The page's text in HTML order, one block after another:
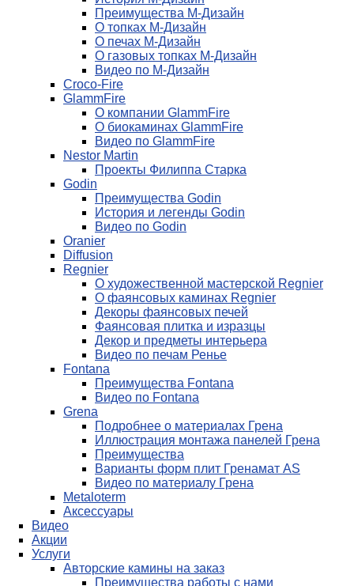
Преимущества М-Дизайн
О топках М-Дизайн
О печах М-Дизайн
О газовых топках М-Дизайн
Видео по М-Дизайн
Croco-Fire
GlammFire
О компании GlammFire
О биокаминах GlammFire
Видео по GlammFire
Nestor Martin
Проекты Филиппа Старка
Godin
Преимущества Godin
История и легенды Godin
Видео по Godin
Oranier
Diffusion
Regnier
О художественной мастерской Regnier
О фаянсовых каминах Regnier
Декоры фаянсовых печей
Фаянсовая плитка и изразцы
Декор и предметы интерьера
Видео по печам Ренье
Fontana
Преимущества Fontana
Видео по Fontana
Grena
Подробнее о материалах Грена
Иллюстрация монтажа панелей Грена
Преимущества
Варианты форм плит Гренамат AS
Видео по материалу Грена
Metaloterm
Аксессуары
Видео
Акции
Услуги
Авторские камины на заказ
Преимущества работы с нами